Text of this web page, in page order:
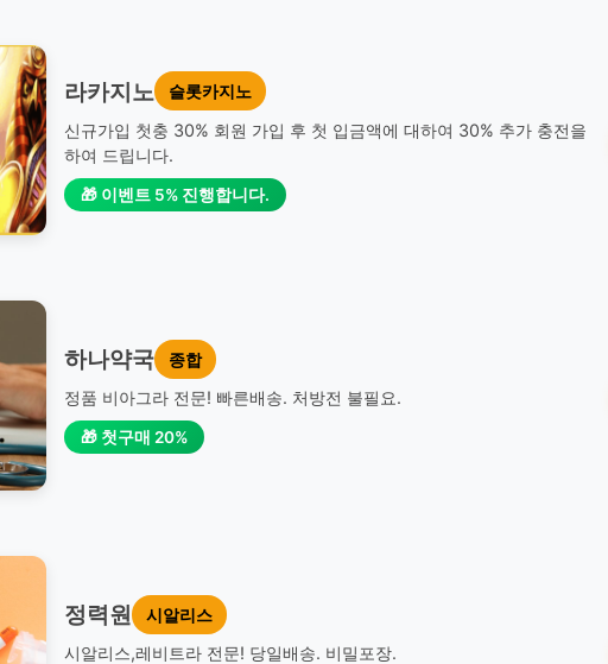
라카지노
슬롯카지노
신규가입 첫충 30% 회원 가입 후 첫 입금액에 대하여 30% 추가 충전을
하여 드립니다.
🎁 이벤트 5% 진행합니다.
하나약국
종합
정품 비아그라 전문! 빠른배송. 처방전 불필요.
🎁 첫구매 20%
정력원
시알리스
시알리스,레비트라 전문! 당일배송. 비밀포장.